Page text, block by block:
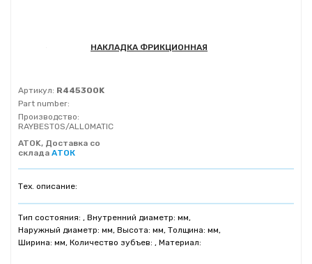
НАКЛАДКА ФРИКЦИОННАЯ
Артикул: R445300K
Part number:
Производство:
RAYBESTOS/ALLOMATIC
ATOK, Доставка со
склада АТОК
Тех. описание:
Тип состояния: , Внутренний диаметр: мм,
Наружный диаметр: мм, Высота: мм, Толщина: мм,
Ширина: мм, Количество зубъев: , Материал: